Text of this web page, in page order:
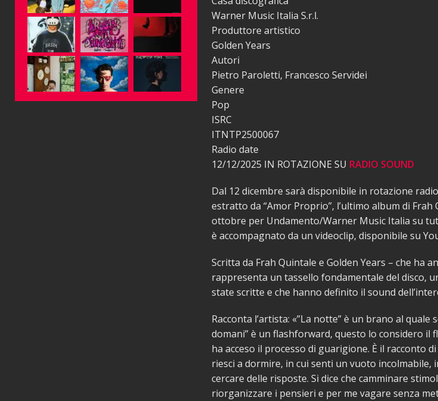
Warner Music Italia S.r.l.
Produttore artistico
Golden Years
Autori
Pietro Paroletti, Francesco Servidei
Genere
Pop
ISRC
ITNTP2500067
Radio date
12/12/2025 IN ROTAZIONE SU RADIO SOUND
Dal 12 dicembre sarà disponibile in rotazione
estratto da “Amor Proprio”, l’ultimo album di
ottobre per Undamento/Warner Music Italia su
è accompagnato da un videoclip, disponibile su
Scritta da Frah Quintale e Golden Years – che ha
rappresenta un tassello fondamentale del disco,
state scritte e che hanno definito il sound
Racconta l’artista: «”La notte” è un brano al
domani” è un flashforward, questo lo considero il
ha acceso il processo di guarigione. È il racconto
riesci a dormire, in cui senti un vuoto incolmabile,
cercare delle risposte. Si dice che camminare
riorganizzare i pensieri e per me vagare senza